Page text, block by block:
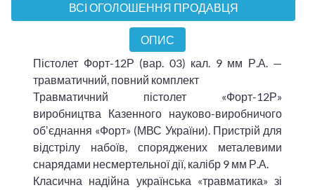
ВСІ ОГОЛОШЕННЯ ПРОДАВЦЯ
ОПИС
Пістолет Форт-12Р (вар. 03) кал. 9 мм Р.А. —
травматичний, повний комплект
Травматичний пістолет «Форт-12Р»
виробництва Казенного науково-виробничого
обʼєднання «Форт» (МВС України). Пристрій для
відстрілу набоїв, споряджених металевими
снарядами несмертельної дії, калібр 9 мм Р.А.
Класична надійна українська «травматика» зі